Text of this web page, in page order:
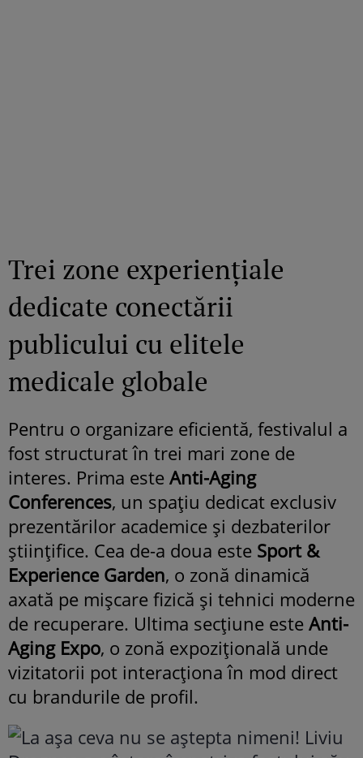
Trei zone experiențiale
dedicate conectării
publicului cu elitele
medicale globale
Pentru o organizare eficientă, festivalul a
fost structurat în trei mari zone de
interes. Prima este Anti-Aging
Conferences, un spațiu dedicat exclusiv
prezentărilor academice și dezbaterilor
științifice. Cea de-a doua este Sport &
Experience Garden, o zonă dinamică
axată pe mișcare fizică și tehnici moderne
de recuperare. Ultima secțiune este Anti-
Aging Expo, o zonă expozițională unde
vizitatorii pot interacționa în mod direct
cu brandurile de profil.